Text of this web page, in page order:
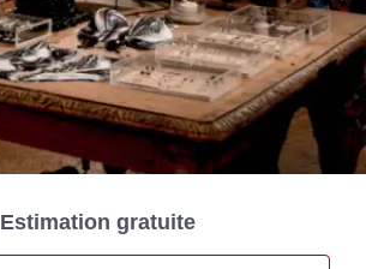
Estimation gratuite